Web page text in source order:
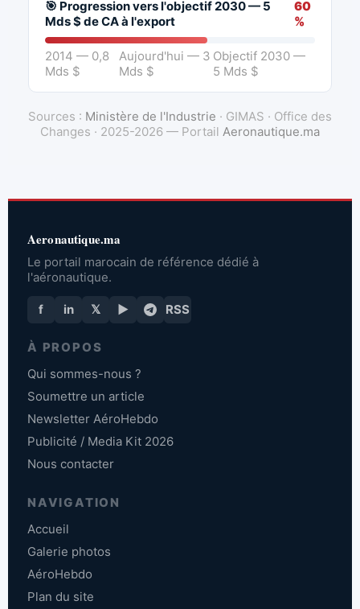
🎯 Progression vers l'objectif 2030 — 5
Mds $ de CA à l'export
60
%
2014 — 0,8
Mds $
Aujourd'hui — 3
Mds $
Objectif 2030 —
5 Mds $
Sources : Ministère de l'Industrie · GIMAS · Office des
Changes · 2025-2026 — Portail Aeronautique.ma
Aeronautique.ma
Le portail marocain de référence dédié à
l'aéronautique.
f in 𝕏 ▶ RSS
À PROPOS
Qui sommes-nous ?
Soumettre un article
Newsletter AéroHebdo
Publicité / Media Kit 2026
Nous contacter
NAVIGATION
Accueil
Galerie photos
AéroHebdo
Plan du site